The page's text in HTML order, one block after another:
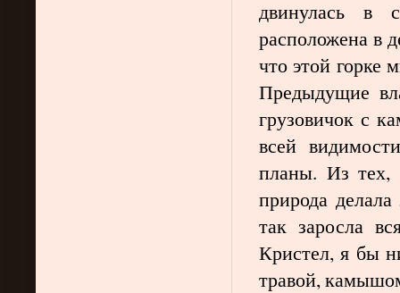
двинулась в
расположена в
что этой горке
Предыдущие
грузовичок с
всей
планы. Из
природа
так заросла
Кристел, я бы
травой,